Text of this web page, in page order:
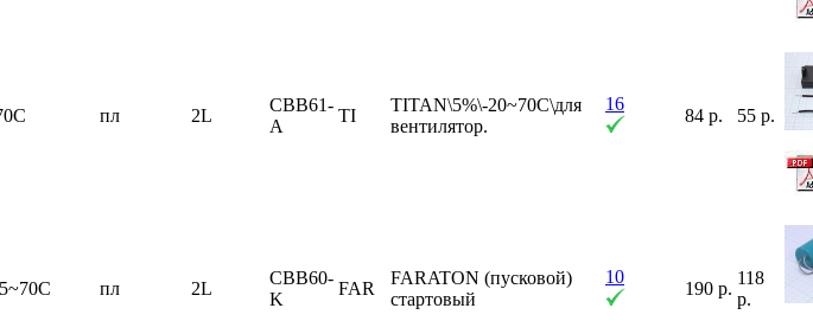
пл 2L
CBB61-
A
TI
TITAN\5%\-20~70C\для
вентилятор.
16
84 р. 55 р.
пл 2L
CBB60-
K
FAR
FARATON (пусковой)
стартовый
10
190 р.
118
р.